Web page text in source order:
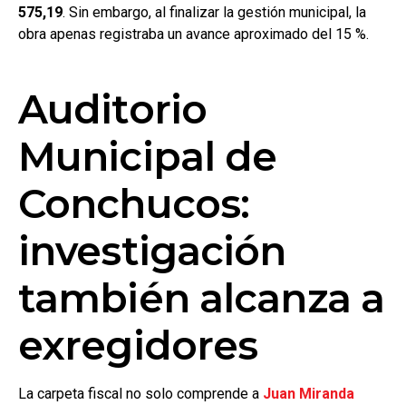
575,19. Sin embargo, al finalizar la gestión municipal, la
obra apenas registraba un avance aproximado del 15 %.
Auditorio
Municipal de
Conchucos:
investigación
también alcanza a
exregidores
La carpeta fiscal no solo comprende a Juan Miranda